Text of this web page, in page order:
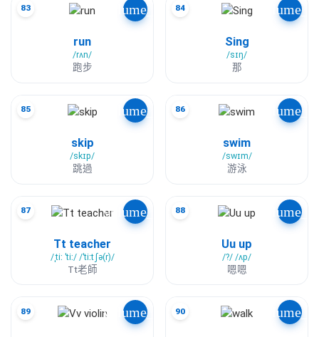
83 volume_up
run
/rʌn/
跑步
84
Sing
/sɪŋ/
那
85 volume_up
skip
/skɪp/
跳過
86
swim
/swɪm/
游泳
87 volume_up
Tt teacher
/ˌtiː ˈtiː/ /ˈtiːtʃə(r)/
Tt老師
88
Uu up
/?/ /ʌp/
嗯嗯
89 volume_up 90